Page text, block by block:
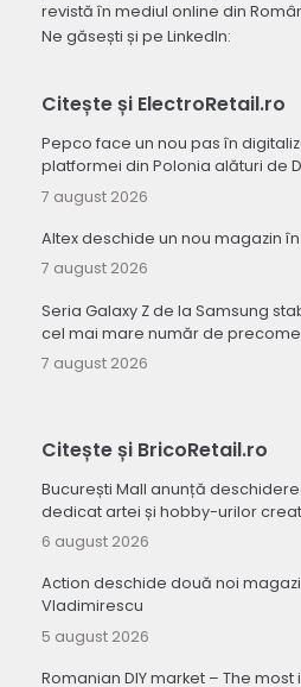
revistă în mediul online din
Ne găsești și pe LinkedIn:
Citește și ElectroRetail.ro
Pepco face un nou pas în
platformei din Polonia alături de
7 august 2026
Altex deschide un nou magazin
7 august 2026
Seria Galaxy Z de la Samsung
cel mai mare număr de
7 august 2026
Citește și BricoRetail.ro
București Mall anunță
dedicat artei și hobby-urilor
6 august 2026
Action deschide două noi
Vladimirescu
5 august 2026
Romanian DIY market – The